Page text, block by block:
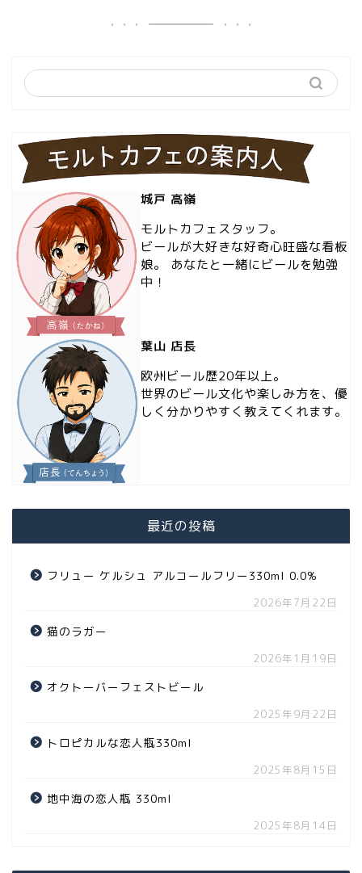
城戸 高嶺
モルトカフェスタッフ。
ビールが大好きな好奇心旺盛な看板
娘。 あなたと一緒にビールを勉強
中！
葉山 店長
欧州ビール歴20年以上。
世界のビール文化や楽しみ方を、優
しく分かりやすく教えてくれます。
最近の投稿
フリュー ケルシュ アルコールフリー330ml 0.0%
2026年7月22日
猫のラガー
2026年1月19日
オクトーバーフェストビール
2025年9月22日
トロピカルな恋人瓶330ml
2025年8月15日
地中海の恋人瓶 330ml
2025年8月14日